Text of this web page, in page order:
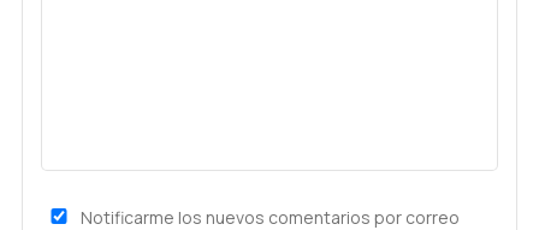
Notificarme los nuevos comentarios por correo